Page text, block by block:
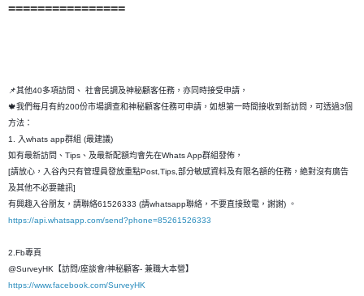
================
📌其他40多項訪問、 社會民調及神秘顧客任務，亦同時接受申請，
🍁我們每月有約200份市場調查和神秘顧客任務可申請，如想第一時間接收到新訪問，可透過3個
方法：
1. 入whats app群組 (最建議)
如有最新訪問、Tips、及最新配額均會先在Whats App群組發佈，
[請放心，入谷內只有管理員發放重點Post,Tips,部分敏感資料及有限名額的任務，絶對沒有廣告
及其他不必要雜訊]
有興趣入谷朋友，請聯絡61526333 (請whatsapp聯絡，不要直接致電，謝謝) 。
https://api.whatsapp.com/send?phone=85261526333
2.Fb專頁
@SurveyHK【訪問/座談會/神秘顧客- 兼職大本營】
https://www.facebook.com/SurveyHK